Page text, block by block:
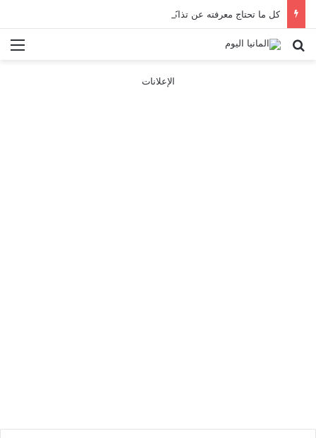
كل ما تحتاج معرفته عن تذاكر ووسائل النقل في باريس 2025
بحث عن
الإعلانات